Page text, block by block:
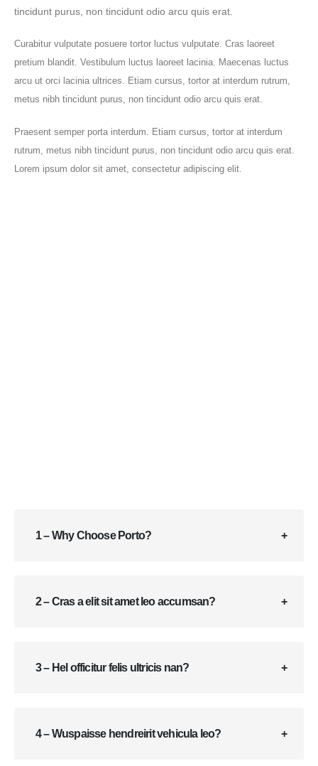
tincidunt purus, non tincidunt odio arcu quis erat.
Curabitur vulputate posuere tortor luctus vulputate. Cras laoreet
pretium blandit. Vestibulum luctus laoreet lacinia. Maecenas luctus
arcu ut orci lacinia ultrices. Etiam cursus, tortor at interdum rutrum,
metus nibh tincidunt purus, non tincidunt odio arcu quis erat.
Praesent semper porta interdum. Etiam cursus, tortor at interdum
rutrum, metus nibh tincidunt purus, non tincidunt odio arcu quis erat.
Lorem ipsum dolor sit amet, consectetur adipiscing elit.
1 – Why Choose Porto?
2 – Cras a elit sit amet leo accumsan?
3 – Hel officitur felis ultricis nan?
4 – Wuspaisse hendreirit vehicula leo?